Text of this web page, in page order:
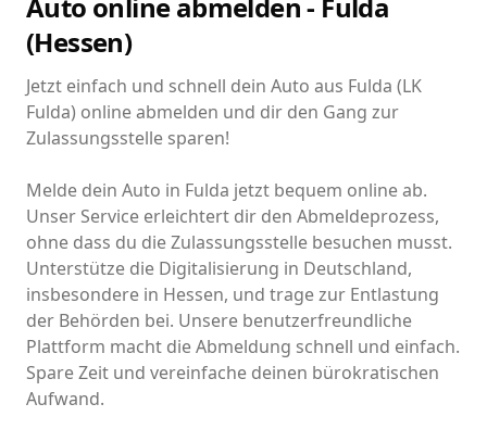
(Hessen)
Jetzt einfach und schnell dein Auto aus Fulda (LK
Fulda) online abmelden und dir den Gang zur
Zulassungsstelle sparen!
Melde dein Auto in Fulda jetzt bequem online ab.
Unser Service erleichtert dir den Abmeldeprozess,
ohne dass du die Zulassungsstelle besuchen musst.
Unterstütze die Digitalisierung in Deutschland,
insbesondere in Hessen, und trage zur Entlastung
der Behörden bei. Unsere benutzerfreundliche
Plattform macht die Abmeldung schnell und einfach.
Spare Zeit und vereinfache deinen bürokratischen
Aufwand.